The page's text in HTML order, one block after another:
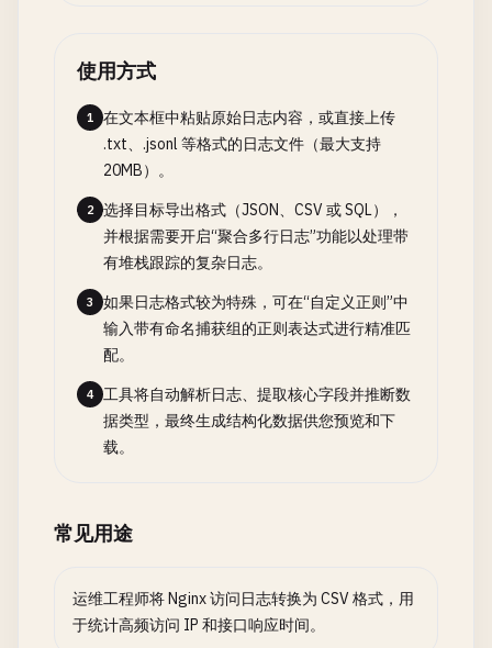
使用方式
1
在文本框中粘贴原始日志内容，或直接上传
.txt、.jsonl 等格式的日志文件（最大支持
20MB）。
2
选择目标导出格式（JSON、CSV 或 SQL），
并根据需要开启“聚合多行日志”功能以处理带
有堆栈跟踪的复杂日志。
3
如果日志格式较为特殊，可在“自定义正则”中
输入带有命名捕获组的正则表达式进行精准匹
配。
4
工具将自动解析日志、提取核心字段并推断数
据类型，最终生成结构化数据供您预览和下
载。
常见用途
运维工程师将 Nginx 访问日志转换为 CSV 格式，用
于统计高频访问 IP 和接口响应时间。